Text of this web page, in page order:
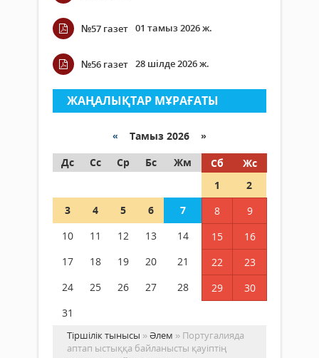
№57 газет 01 тамыз 2026 ж.
№56 газет 28 шілде 2026 ж.
ЖАҢАЛЫҚТАР МҰРАҒАТЫ
« Тамыз 2026 »
Дс
Сс Ср Бс Жм Сб
Жс
1
2
3
4 5 6 7 8
9
10
11 12 13 14 15
16
17
18 19 20 21 22
23
24
25 26 27 28 29
30
31
Тіршілік тынысы »Әлем » Португалияда
аптап ыстыққа байланысты қауіптің